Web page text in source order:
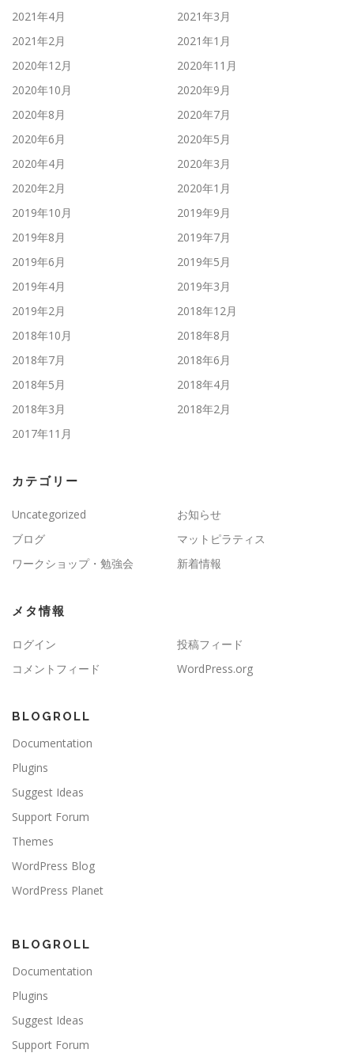
2021年4月
2021年3月
2021年2月
2021年1月
2020年12月
2020年11月
2020年10月
2020年9月
2020年8月
2020年7月
2020年6月
2020年5月
2020年4月
2020年3月
2020年2月
2020年1月
2019年10月
2019年9月
2019年8月
2019年7月
2019年6月
2019年5月
2019年4月
2019年3月
2019年2月
2018年12月
2018年10月
2018年8月
2018年7月
2018年6月
2018年5月
2018年4月
2018年3月
2018年2月
2017年11月
カテゴリー
Uncategorized
お知らせ
ブログ
マットピラティス
ワークショップ・勉強会
新着情報
メタ情報
ログイン
投稿フィード
コメントフィード
WordPress.org
BLOGROLL
Documentation
Plugins
Suggest Ideas
Support Forum
Themes
WordPress Blog
WordPress Planet
BLOGROLL
Documentation
Plugins
Suggest Ideas
Support Forum